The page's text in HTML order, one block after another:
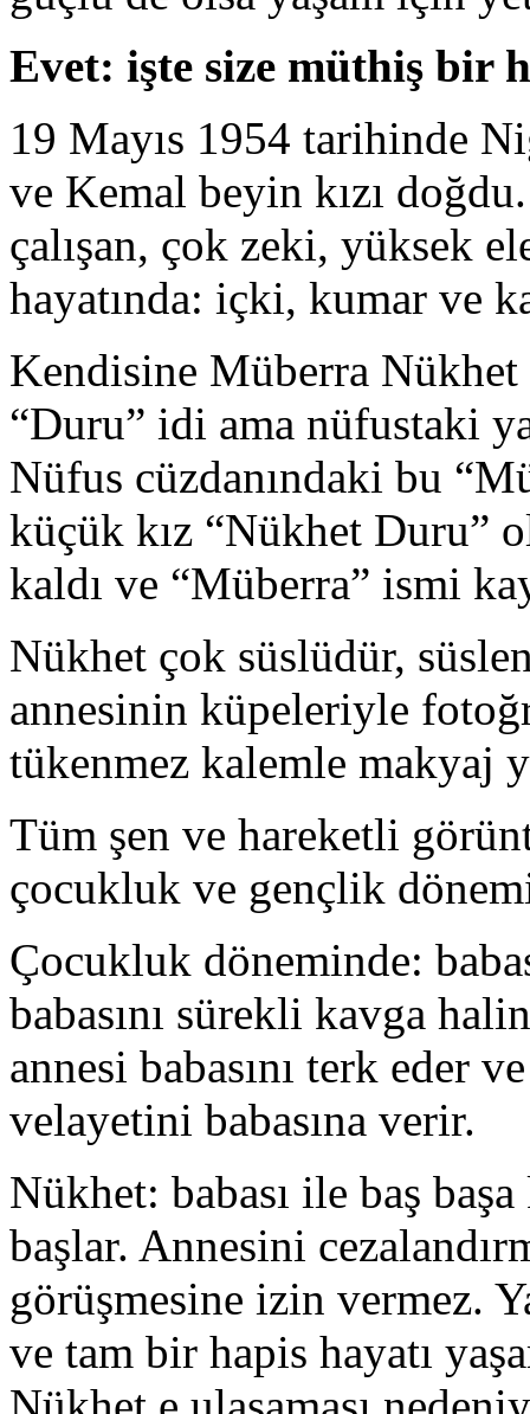
Evet: işte size müthiş bir
19 Mayıs 1954 tarihinde
ve Kemal beyin kızı
çalışan, çok zeki, yüksek
hayatında: içki, kumar ve
Kendisine Müberra
“Duru” idi ama nüfustaki
Nüfus cüzdanındaki bu
küçük kız “Nükhet Duru”
kaldı ve “Müberra” ismi
Nükhet çok süslüdür,
annesinin küpeleriyle
tükenmez kalemle makyaj
Tüm şen ve hareketli
çocukluk ve gençlik
Çocukluk döneminde:
babasını sürekli kavga
annesi babasını terk eder
velayetini babasına verir.
Nükhet: babası ile baş
başlar. Annesini
görüşmesine izin vermez.
ve tam bir hapis hayatı